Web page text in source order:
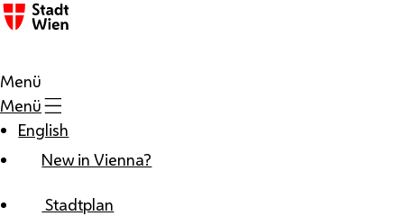
Zum Inhalt
Menü
Menü
English
New in Vienna?
Stadtplan